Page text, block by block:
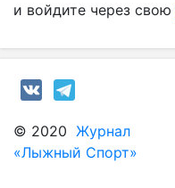
и войдите через свою
© 2020 Журнал
«Лыжный Спорт»